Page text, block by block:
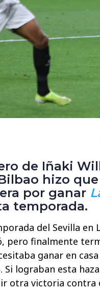
de Iñaki
hizo que
por ganar
temporada.
del Sevilla en
pero finalmente
ganar en
lograban esta
otra victoria contra